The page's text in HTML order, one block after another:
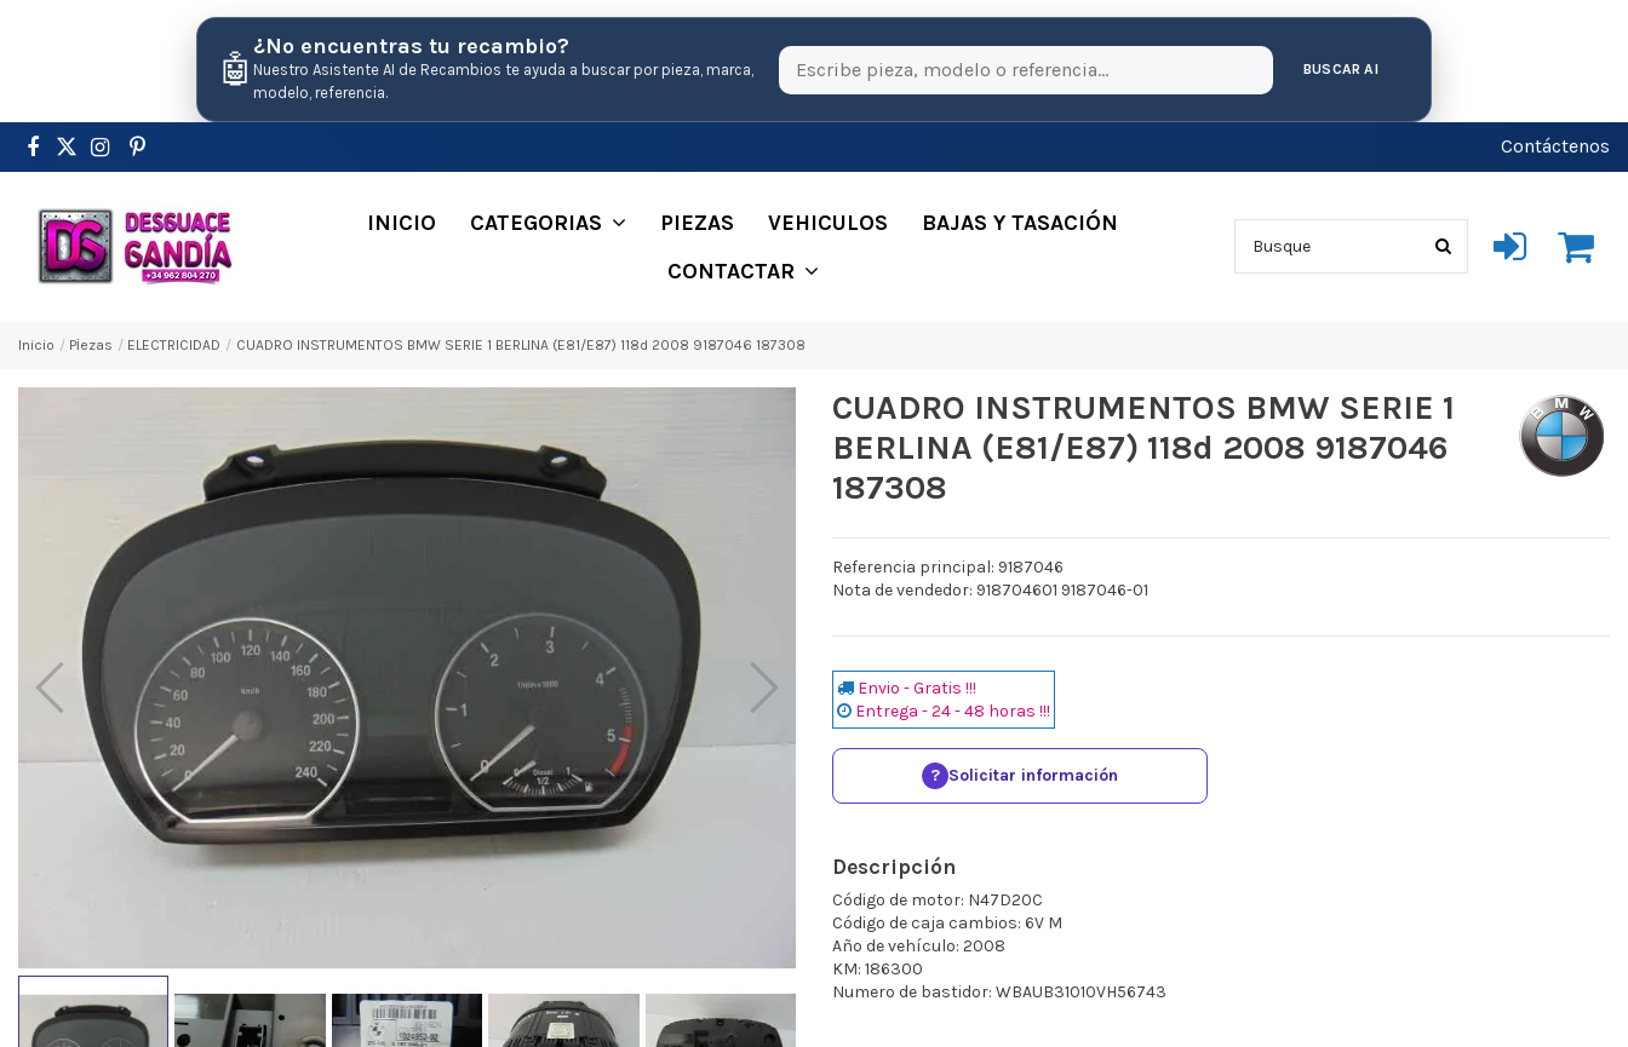
🤖
¿No encuentras tu recambio?
Nuestro Asistente AI de Recambios te ayuda a buscar por pieza, marca,
modelo, referencia.
BUSCAR AI
Contáctenos
INICIO CATEGORIAS PIEZAS VEHICULOS
BAJAS Y TASACIÓN
CONTACTAR
Inicio Pіezas ELECTRICIDAD CUADRO INSTRUMENTOS BMW SERIE 1 BERLINA (E81/E87) 118d 2008 9187046 187308
CUADRO INSTRUMENTOS BMW SERIE 1
BERLINA (E81/E87) 118d 2008 9187046
187308
Referencia principal: 9187046
Nota de vendedor: 918704601 9187046-01
Envio - Gratis !!!
Entrega - 24 - 48 horas !!!
? Solicitar información
Descripción
Código de motor: N47D20C
Código de caja cambios: 6V M
Año de vehículo: 2008
KM: 186300
Numero de bastidor: WBAUB31010VH56743